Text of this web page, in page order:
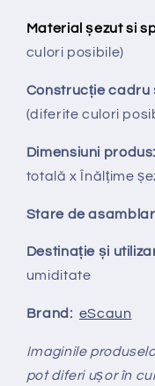
Material șezut si
culori posibile)
Construcție cadru
(diferite culori
Dimensiuni produs:
totală x Înălțime
Stare de
Destinație și
umiditate
Brand: eScaun
Imaginile
pot diferi ușor în